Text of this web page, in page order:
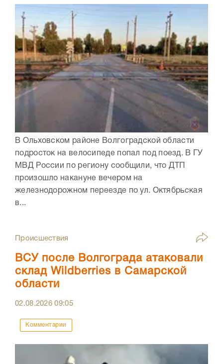
В Ольховском районе Волгоградской области
подросток на велосипеде попал под поезд. В ГУ
МВД России по региону сообщили, что ДТП
произошло накануне вечером на
железнодорожном переезде по ул. Октябрьская
в...
Происшествия
ВСУ после Волгограда атаковали
склад Wildberries в Самарской
области
02.08.202609:05
Комментарии